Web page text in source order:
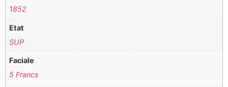
1852
Etat
SUP
Faciale
5 Francs